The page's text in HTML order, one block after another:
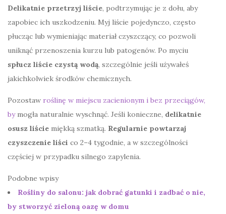
Delikatnie przetrzyj liście, podtrzymując je z dołu, aby
zapobiec ich uszkodzeniu. Myj liście pojedynczo, często
płucząc lub wymieniając materiał czyszczący, co pozwoli
uniknąć przenoszenia kurzu lub patogenów. Po myciu
spłucz liście czystą wodą, szczególnie jeśli używałeś
jakichkolwiek środków chemicznych.
Pozostaw roślinę w miejscu zacienionym i bez przeciągów,
bymogła naturalnie wyschnąć. Jeśli konieczne, delikatnie
osusz liście miękką szmatką. Regularnie powtarzaj
czyszczenie liści co 2–4 tygodnie, a w szczególności
częściej w przypadku silnego zapylenia.
Podobne wpisy
Rośliny do salonu: jak dobrać gatunki i zadbać o nie,
by stworzyć zieloną oazę w domu